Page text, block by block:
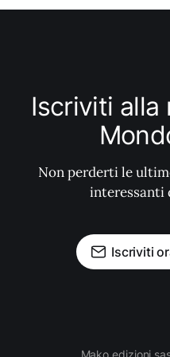
Iscriviti
Non perderti le
interessanti
Iscriviti
Mako edizioni